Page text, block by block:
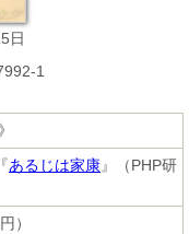
日
1
あるじは家康』（PHP研
）